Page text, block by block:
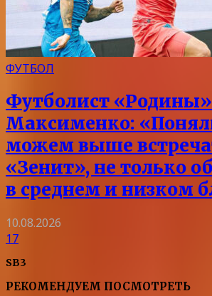
ФУТБОЛ
Футболист «Родины»
Максименко:
можем выше
«Зенит», не только
в среднем и низком
10.08.2026
17
SB3
РЕКОМЕНДУЕМ ПОСМОТРЕТЬ